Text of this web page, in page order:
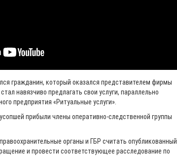
гражданин, который оказался представителем фирмы
навязчиво предлагать свои услуги, параллельно
предприятия «Ритуальные услуги».
прибыли члены оперативно-следственной группы
органы и ГБР считать опубликованный
и провести соответствующее расследование по